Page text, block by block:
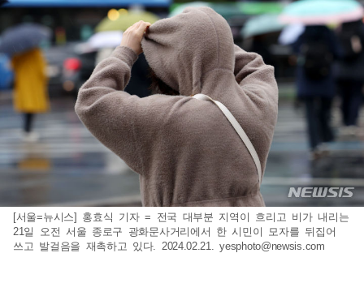
[서울=뉴시스] 홍효식 기자 = 전국 대부분 지역이 흐리고 비가 내리는
21일 오전 서울 종로구 광화문사거리에서 한 시민이 모자를 뒤집어
쓰고 발걸음을 재촉하고 있다. 2024.02.21.yesphoto@newsis.com